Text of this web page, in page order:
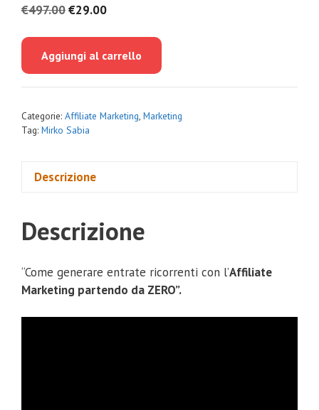
€497.00Il
era:
€29.00Il
è:
Aggiungi al carrello
Categorie: Affiliate Marketing, Marketing
Tag: Mirko Sabia
Descrizione
Descrizione
“Come generare entrate ricorrenti con l’Affiliate
Marketing partendo da ZERO”.